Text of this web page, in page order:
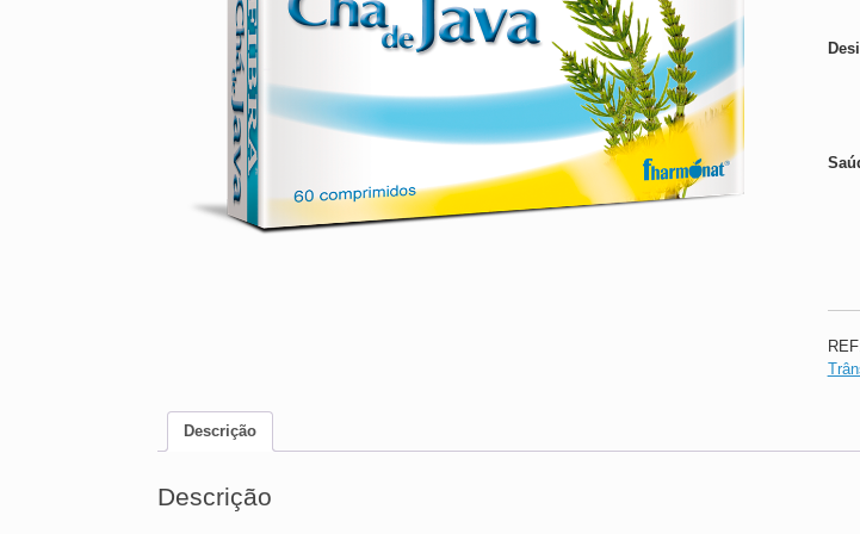
Descrição
Descrição